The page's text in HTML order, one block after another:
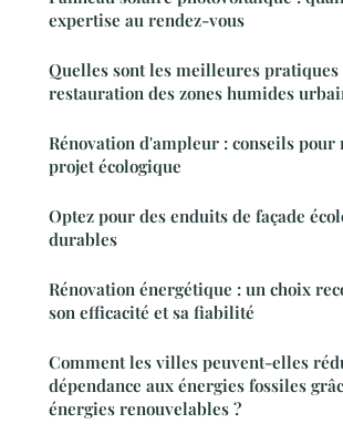
expertise au rendez-vous
Quelles sont les meilleures pratiques
restauration des zones humides
Rénovation d'ampleur : conseils pour
projet écologique
Optez pour des enduits de façade
durables
Rénovation énergétique : un choix
son efficacité et sa fiabilité
Comment les villes peuvent-elles
dépendance aux énergies fossiles
énergies renouvelables ?